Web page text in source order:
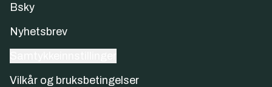
Bsky
Nyhetsbrev
Vilkår og bruksbetingelser